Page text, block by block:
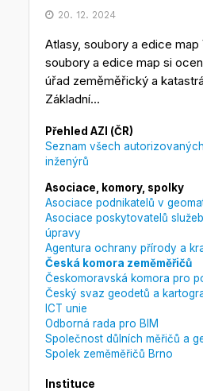
20. 12. 2024
Atlasy, soubory a edice map
soubory a edice map si
úřad zeměměřický a
Základní...
Přehled AZI (ČR)
Seznam všech
inženýrů
Asociace, komory, spolky
Asociace podnikatelů v
Asociace poskytovatelů
úpravy
Agentura ochrany přírody a
Česká komora zeměměřičů
Českomoravská komora pro
Český svaz geodetů a
ICT unie
Odborná rada pro BIM
Společnost důlních měřičů a
Spolek zeměměřičů Brno
Instituce